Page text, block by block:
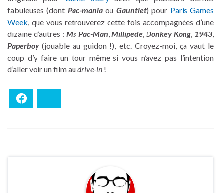
fabuleuses (dont Pac-maniaou Gauntlet) pour Paris Games
Week, que vous retrouverez cette fois accompagnées d’une
dizaine d’autres :Ms Pac-Man, Millipede, Donkey Kong, 1943,
Paperboy (jouable au guidon !), etc. Croyez-moi, ça vaut le
coup d’y faire un tour même si vous n’avez pas l’intention
d’aller voir un film audrive-in !